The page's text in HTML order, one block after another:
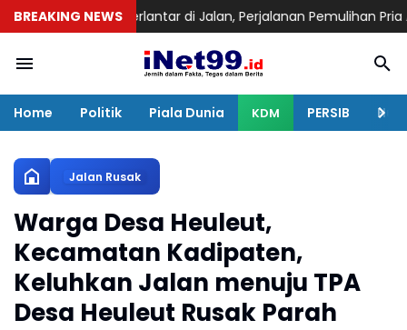
BREAKING NEWS
Terlantar di Jalan, Perjalanan Pemulihan Pria Asal
Home Politik Piala Dunia KDM PERSIB
Jalan Rusak
Warga Desa Heuleut,
Kecamatan Kadipaten,
Keluhkan Jalan menuju TPA
Desa Heuleut Rusak Parah